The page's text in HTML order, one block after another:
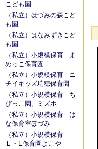
こども園
（私立）ほづみの森こど
も園
（私立）はなみずきこど
も園
（私立）小規模保育 ま
めっこ保育園
（私立）小規模保育 ニ
チイキッズ瑞穂保育園
（私立）小規模保育 ち
びっこ園。ミズホ
（私立）小規模保育 は
な保育室ほづみ
（私立）小規模保育
Ｌ・E保育園よこや